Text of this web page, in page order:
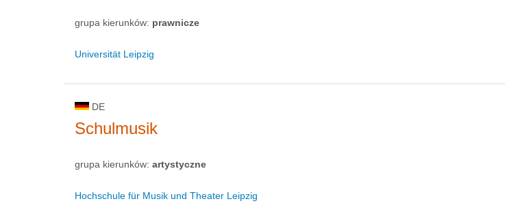
grupa kierunków: prawnicze
Universität Leipzig
DE
Schulmusik
grupa kierunków: artystyczne
Hochschule für Musik und Theater Leipzig